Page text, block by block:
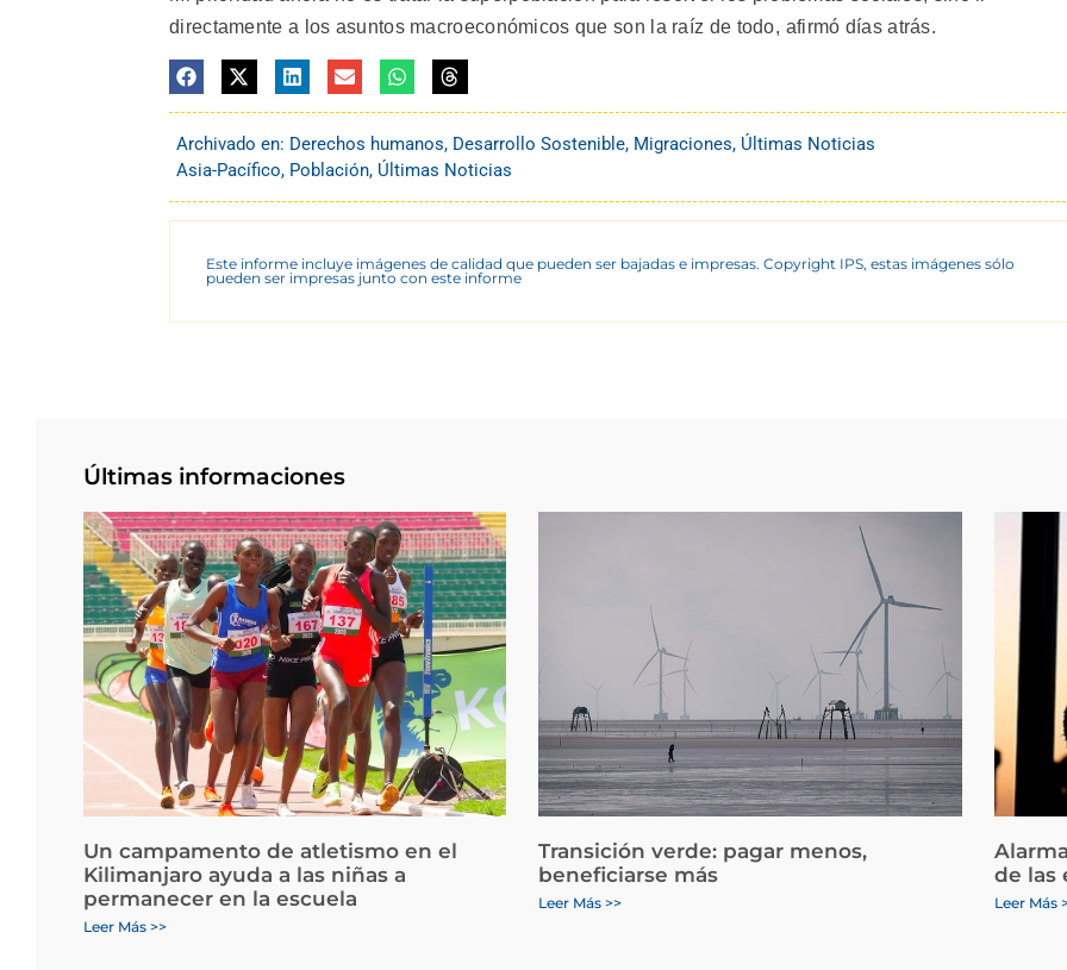
directamente a los asuntos macroeconómicos que son la raíz de todo, afirmó días atrás.
Archivado en: Derechos humanos, Desarrollo Sostenible, Migraciones, Últimas Noticias
Asia-Pacífico, Población, Últimas Noticias
Este informe incluye imágenes de calidad que pueden ser bajadas e impresas. Copyright IPS, estas imágenes sólo
pueden ser impresas junto con este informe
Últimas informaciones
Un campamento de atletismo en el
Kilimanjaro ayuda a las niñas a
permanecer en la escuela
Leer Más >>
Transición verde: pagar menos,
beneficiarse más
Leer Más >>
de las
Leer Más